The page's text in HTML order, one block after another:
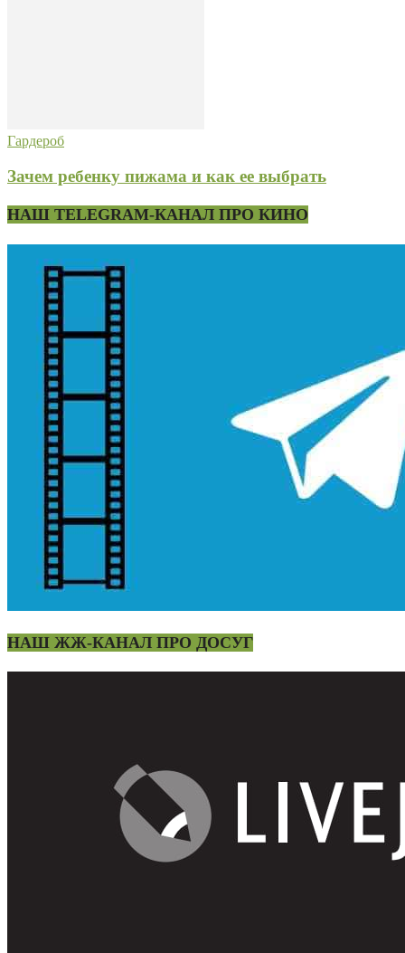
Гардероб
Зачем ребенку пижама и как ее выбрать
НАШ TELEGRAM-КАНАЛ ПРО КИНО
НАШ ЖЖ-КАНАЛ ПРО ДОСУГ